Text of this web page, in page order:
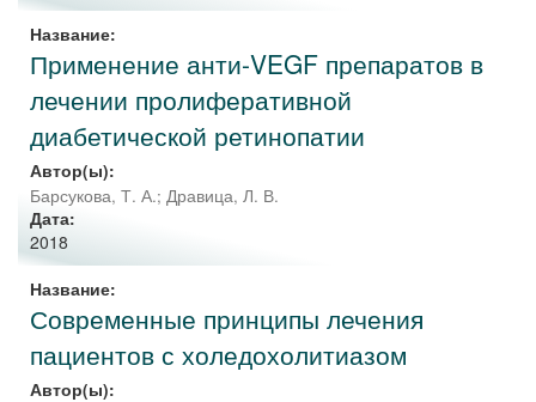
Название:
Применение анти-VEGF препаратов в
лечении пролиферативной
диабетической ретинопатии
Автор(ы):
Барсукова, Т. А.; Дравица, Л. В.
Дата:
2018
Название:
Современные принципы лечения
пациентов с холедохолитиазом
Автор(ы):